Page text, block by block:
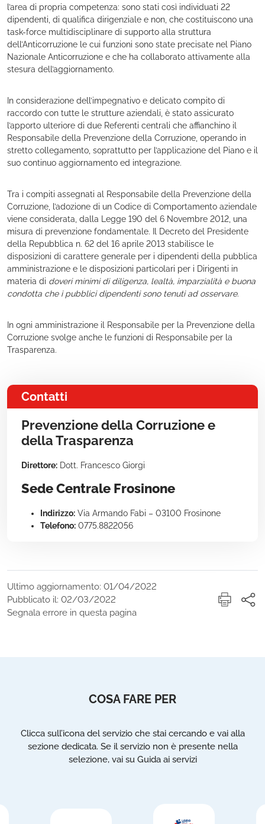
l’area di propria competenza: sono stati così individuati 22
dipendenti, di qualifica dirigenziale e non, che costituiscono una
task-force multidisciplinare di supporto alla struttura
dell’Anticorruzione le cui funzioni sono state precisate nel Piano
Nazionale Anticorruzione e che ha collaborato attivamente alla
stesura dell’aggiornamento.
In considerazione dell’impegnativo e delicato compito di
raccordo con tutte le strutture aziendali, è stato assicurato
l’apporto ulteriore di due Referenti centrali che affianchino il
Responsabile della Prevenzione della Corruzione, operando in
stretto collegamento, soprattutto per l’applicazione del Piano e il
suo continuo aggiornamento ed integrazione.
Tra i compiti assegnati al Responsabile della Prevenzione della
Corruzione, l’adozione di un Codice di Comportamento aziendale
viene considerata, dalla Legge 190 del 6 Novembre 2012, una
misura di prevenzione fondamentale. Il Decreto del Presidente
della Repubblica n. 62 del 16 aprile 2013 stabilisce le
disposizioni di carattere generale per i dipendenti della pubblica
amministrazione e le disposizioni particolari per i Dirigenti in
materia di doveri minimi di diligenza, lealtà, imparzialità e buona
condotta che i pubblici dipendenti sono tenuti ad osservare.
In ogni amministrazione il Responsabile per la Prevenzione della
Corruzione svolge anche le funzioni di Responsabile per la
Trasparenza.
Contatti
Prevenzione della Corruzione e
della Trasparenza
Direttore: Dott. Francesco Giorgi
Sede Centrale Frosinone
Indirizzo: Via Armando Fabi – 03100 Frosinone
Telefono: 0775.8822056
Ultimo aggiornamento: 01/04/2022
Pubblicato il: 02/03/2022
Segnala errore in questa pagina
COSA FARE PER
Clicca sull’icona del servizio che stai cercando e vai alla
sezione dedicata. Se il servizio non è presente nella
selezione, vai su Guida ai servizi